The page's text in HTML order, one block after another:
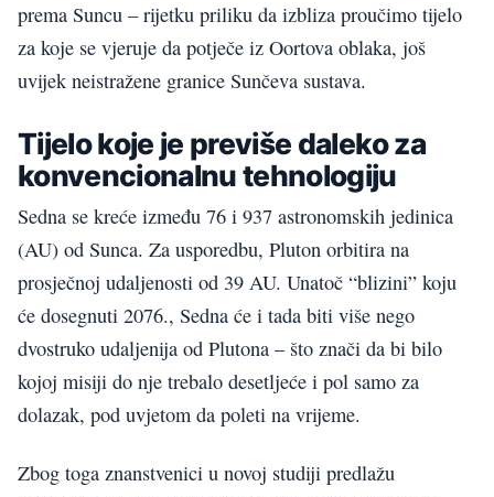
prema Suncu – rijetku priliku da izbliza proučimo tijelo
za koje se vjeruje da potječe iz Oortova oblaka, još
uvijek neistražene granice Sunčeva sustava.
Tijelo koje je previše daleko za
konvencionalnu tehnologiju
Sedna se kreće između 76 i 937 astronomskih jedinica
(AU) od Sunca. Za usporedbu, Pluton orbitira na
prosječnoj udaljenosti od 39 AU. Unatoč “blizini” koju
će dosegnuti 2076., Sedna će i tada biti više nego
dvostruko udaljenija od Plutona – što znači da bi bilo
kojoj misiji do nje trebalo desetljeće i pol samo za
dolazak, pod uvjetom da poleti na vrijeme.
Zbog toga znanstvenici u novoj studiji predlažu